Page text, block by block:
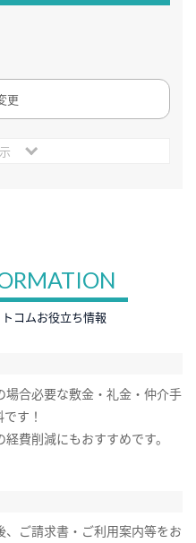
更
コムお役立ち情報
場合必要な敷金・礼金・仲介手
す！
費削減にもおすすめです。
、ご請求書・ご利用案内等をお